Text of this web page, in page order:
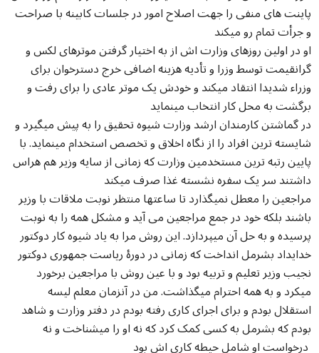
پاینت های منفی را جهت اصلاح امور در جلسات کابینه با صراحت
و جرأت تمام رو میکند
او در اولین روزهای وزارت اش از به اختیار گرفتن موترهای لکس و
گرانقیمت توسط وزرا و تأدیه هزینه اضافی خرج دسترخوان برای
وزراء شدیدا انتقاد میکند و خودش یک موتر عادی را برای رفت و
برگشت به محل کار انتخاب مینماید
در گماشتن کارمندان ارشد وزارت شیوه تحقیق را به پیش میگیرد و
شایسته ترین افراد را از نگاه اخلاق و تخصص استخدام مینماید. با
پایین رتبه ترین مستخدمین وزارت که زمانی از سایه وزیر هم هراس
داشتند سر یک سفره نشسته غذا صرف میکند
مراجعین را معطل نمیگذارد تا ساعتها منتظر نوبت ملاقات با وزیر
باشند بلکه خود در جمع مراجعین می آید و مشکل همه را به نوبت
پرسیده و به حل آن میپردازد. این روش مرا به یاد شیوه کار دوکتور
خدایداد بشرمل انداخت که زمانی در دورۀ ریاست جمهوری دوکتور
نجیب وزیر تعلیم و تربیه بود و با عین روش با مراجعین برخورد
میکرد و به همه احترام میگذاشت. من در آنزمان معلم لیسه
استقلال بودم و برای اجرای کاری رفته بودم در دفتر وزارت و شاهد
بودم که بشرمل به کسی کمک کرد که نه او را میشناخت و نه